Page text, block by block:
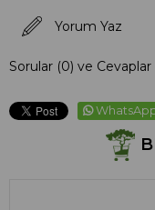
Yorum Yaz
Sorular (0) ve Cevaplar